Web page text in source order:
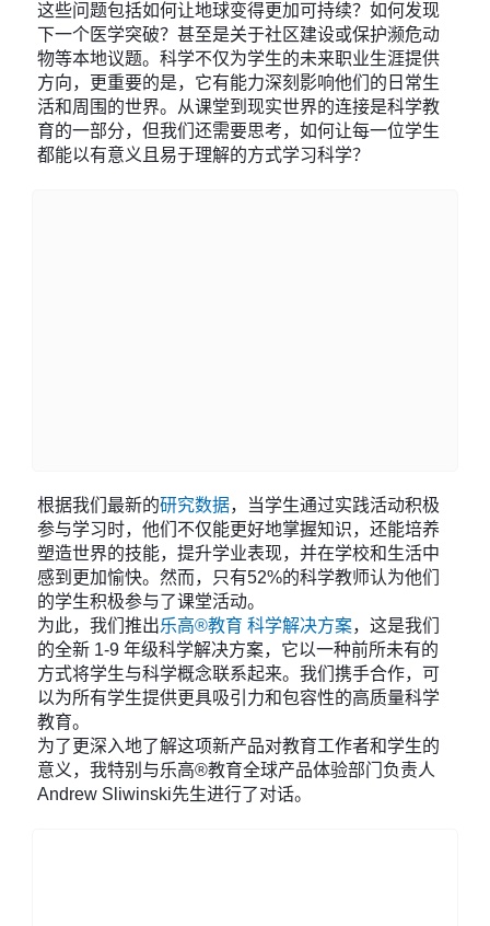
这些问题包括如何让地球变得更加可持续？如何发现
下一个医学突破？甚至是关于社区建设或保护濒危动
物等本地议题。科学不仅为学生的未来职业生涯提供
方向，更重要的是，它有能力深刻影响他们的日常生
活和周围的世界。从课堂到现实世界的连接是科学教
育的一部分，但我们还需要思考，如何让每一位学生
都能以有意义且易于理解的方式学习科学？
根据我们最新的研究数据，当学生通过实践活动积极
参与学习时，他们不仅能更好地掌握知识，还能培养
塑造世界的技能，提升学业表现，并在学校和生活中
感到更加愉快。然而，只有52%的科学教师认为他们
的学生积极参与了课堂活动。
为此，我们推出乐高®教育 科学解决方案，这是我们
的全新 1-9 年级科学解决方案，它以一种前所未有的
方式将学生与科学概念联系起来。我们携手合作，可
以为所有学生提供更具吸引力和包容性的高质量科学
教育。
为了更深入地了解这项新产品对教育工作者和学生的
意义，我特别与乐高®教育全球产品体验部门负责人
Andrew Sliwinski先生进行了对话。